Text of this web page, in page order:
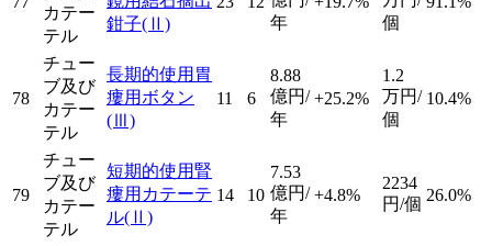
カテー
テル
鉗子(Ⅱ)
年
個
78
チュー
ブ及び
カテー
テル
長期的使用胃
瘻用ボタン
(Ⅲ)
11 6
8.88
億円/
年
+25.2%
1.2
万円/
個
10.4%
79
チュー
ブ及び
カテー
テル
短期的使用腎
瘻用カテーテ
ル(Ⅱ)
14 10
7.53
億円/
年
+4.8%
2234
円/個 26.0%